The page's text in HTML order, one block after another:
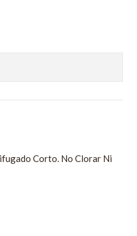
Corto. No Clorar Ni